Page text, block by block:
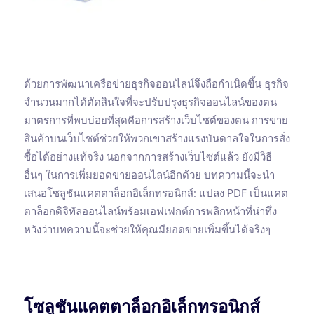
ด้วยการพัฒนาเครือข่ายธุรกิจออนไลน์จึงถือกำเนิดขึ้น ธุรกิจ
จำนวนมากได้ตัดสินใจที่จะปรับปรุงธุรกิจออนไลน์ของตน
มาตรการที่พบบ่อยที่สุดคือการสร้างเว็บไซต์ของตน การขาย
สินค้าบนเว็บไซต์ช่วยให้พวกเขาสร้างแรงบันดาลใจในการสั่ง
ซื้อได้อย่างแท้จริง นอกจากการสร้างเว็บไซต์แล้ว ยังมีวิธี
อื่นๆ ในการเพิ่มยอดขายออนไลน์อีกด้วย บทความนี้จะนำ
เสนอโซลูชันแคตตาล็อกอิเล็กทรอนิกส์: แปลง PDF เป็นแคต
ตาล็อกดิจิทัลออนไลน์พร้อมเอฟเฟกต์การพลิกหน้าที่น่าทึ่ง
หวังว่าบทความนี้จะช่วยให้คุณมียอดขายเพิ่มขึ้นได้จริงๆ
โซลูชันแคตตาล็อกอิเล็กทรอนิกส์